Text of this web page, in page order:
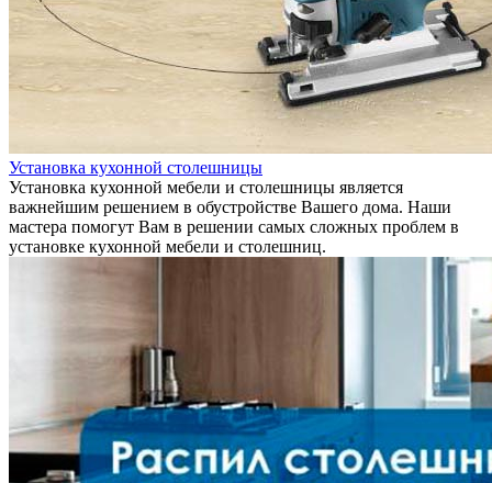
Установка кухонной столешницы
Установка кухонной мебели и столешницы является
важнейшим решением в обустройстве Вашего дома. Наши
мастера помогут Вам в решении самых сложных проблем в
установке кухонной мебели и столешниц.